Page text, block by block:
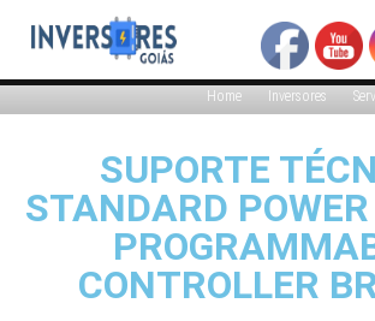
Home Inversores
SUPORTE
STANDARD
CONTROLLER